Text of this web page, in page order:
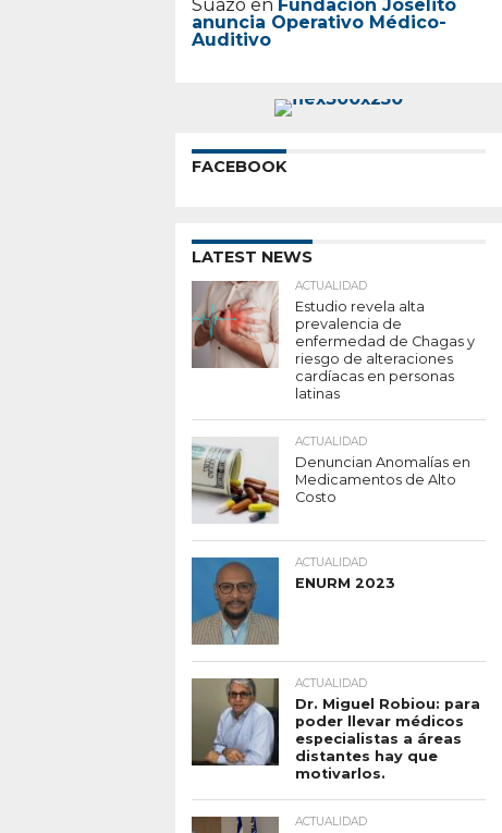
Suazo en Fundación Joselito
anuncia Operativo Médico-
Auditivo
FACEBOOK
LATEST NEWS
ACTUALIDAD
Estudio revela alta
prevalencia de
enfermedad de Chagas y
riesgo de alteraciones
cardíacas en personas
latinas
ACTUALIDAD
Denuncian Anomalías en
Medicamentos de Alto
Costo
ACTUALIDAD
ENURM 2023
ACTUALIDAD
Dr. Miguel Robiou: para
poder llevar médicos
especialistas a áreas
distantes hay que
motivarlos.
ACTUALIDAD